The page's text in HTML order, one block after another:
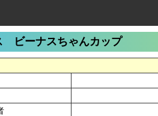
ビーナスちゃんカップ